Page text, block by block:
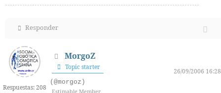
Responder
Respuestas: 208
MorgoZ
Topic starter
26/09/2006 16:28
(@morgoz)